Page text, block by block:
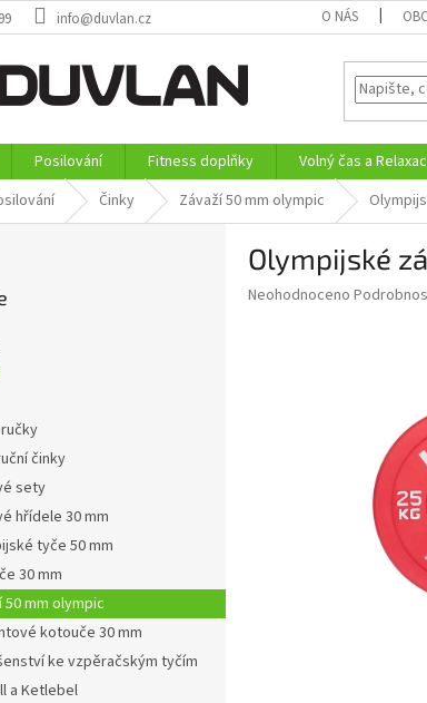
info@duvlan.cz O NÁS
Posilování Fitness doplňky Volný čas a
Činky Závaží 50 mm olympic
činky
sety
hřídele 30 mm
tyče 50 mm
30 mm
50 mm olympic
kotouče 30 mm
ke vzpěračským tyčím
a Ketlebel
Olympijské
Průměrné
Neohodnoceno